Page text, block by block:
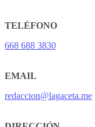
TELÉFONO
668 688 3830
EMAIL
redaccion@lagaceta.me